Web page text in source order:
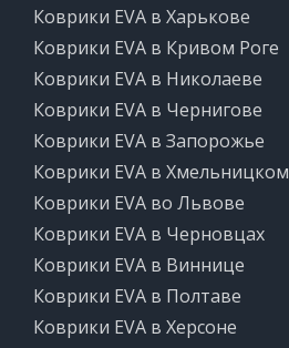
Коврики EVA в Харькове
Коврики EVA в Кривом Роге
Коврики EVA в Николаеве
Коврики EVA в Чернигове
Коврики EVA в Запорожье
Коврики EVA в Хмельницком
Коврики EVA во Львове
Коврики EVA в Черновцах
Коврики EVA в Виннице
Коврики EVA в Полтаве
Коврики EVA в Херсоне